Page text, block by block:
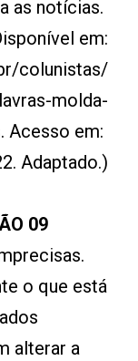
as notícias.
em:
colunistas/
molda-
Acesso em:
Adaptado.)
09
o que está
alterar a